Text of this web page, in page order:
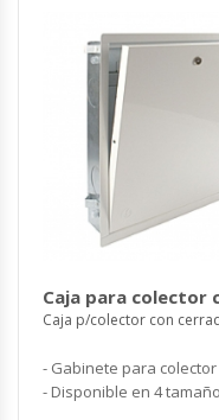
Caja para colector
Caja p/colector con
- Gabinete para
- Disponible en 4